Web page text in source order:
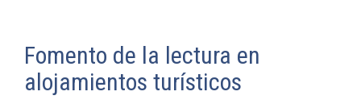
Fomento de la lectura en
alojamientos turísticos